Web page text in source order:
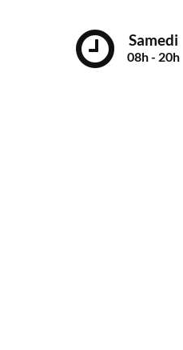
Samedi
08h - 20h